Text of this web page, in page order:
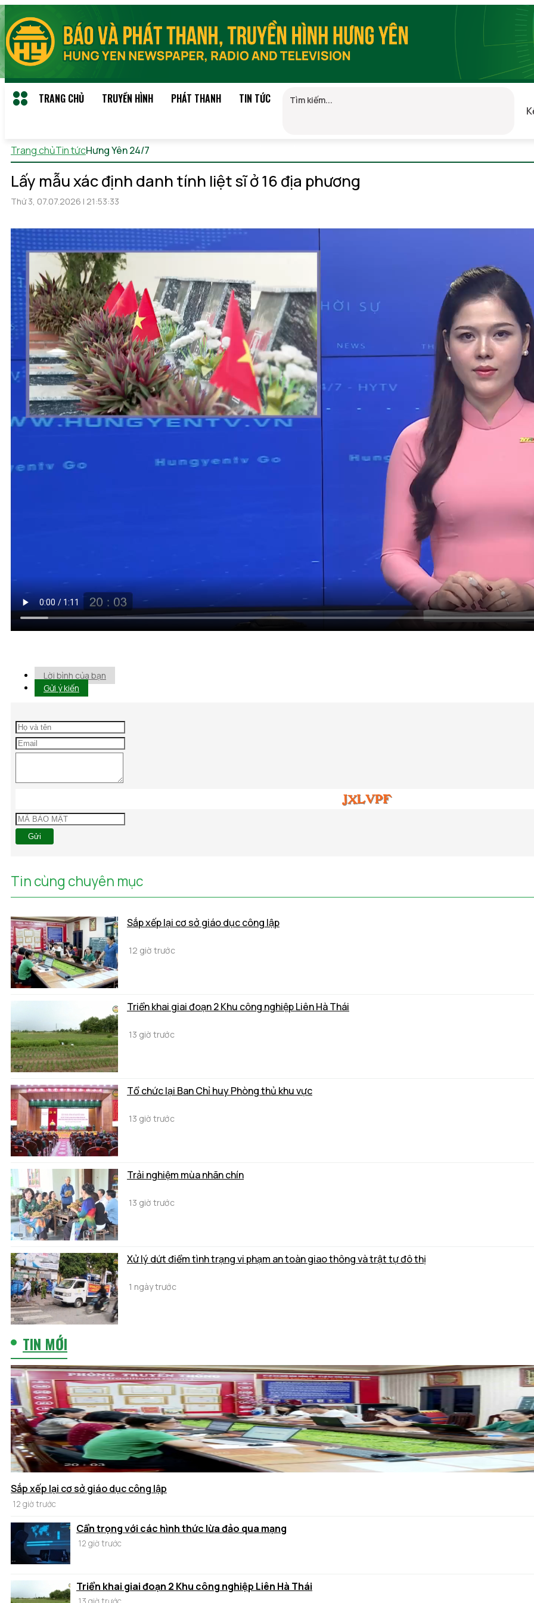
TRANG CHỦ TRUYỀN HÌNH PHÁT THANH TIN TỨC
Trang chủTin tứcHưng Yên 24/7
Lấy mẫu xác định danh tính liệt sĩ ở 16 địa phương
Thứ 3, 07.07.2026 | 21:53:33
Lời bình của bạn
Gửi ý kiến
Gửi
Tin cùng chuyên mục
Sắp xếp lại cơ sở giáo dục công lập
12 giờ trước
Triển khai giai đoạn 2 Khu công nghiệp Liên Hà Thái
13 giờ trước
Tổ chức lại Ban Chỉ huy Phòng thủ khu vực
13 giờ trước
Trải nghiệm mùa nhãn chín
13 giờ trước
Xử lý dứt điểm tình trạng vi phạm an toàn giao thông và trật tự đô thị
1 ngày trước
TIN MỚI
Sắp xếp lại cơ sở giáo dục công lập
12 giờ trước
Cẩn trọng với các hình thức lừa đảo qua mạng
12 giờ trước
Triển khai giai đoạn 2 Khu công nghiệp Liên Hà Thái